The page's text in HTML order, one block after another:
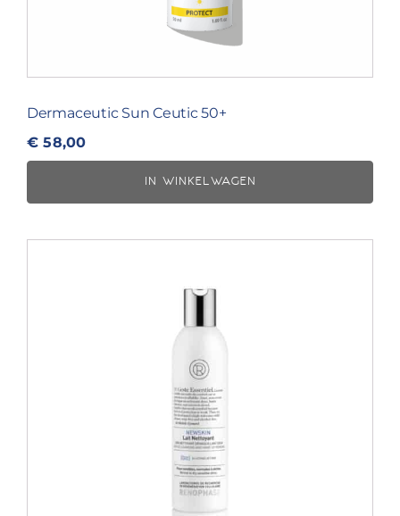
Dermaceutic Sun Ceutic 50+
€ 58,00
IN WINKELWAGEN